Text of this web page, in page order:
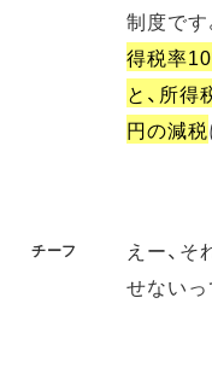
制度です
得税率
と、所
円の減税
チーフ
えー、
せないっ